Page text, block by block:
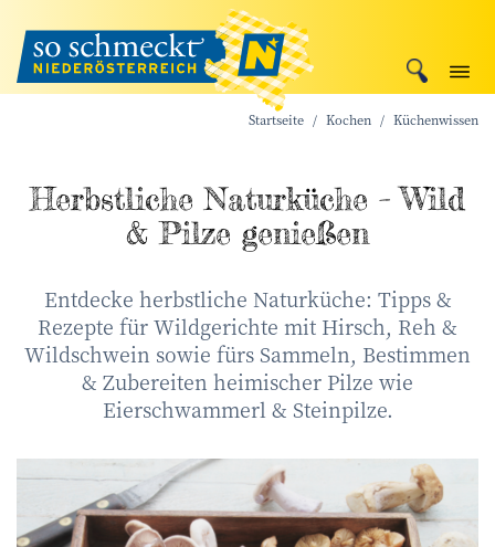
Startseite Kochen Küchenwissen
Herbstliche Naturküche – Wild
& Pilze genießen
Entdecke herbstliche Naturküche: Tipps &
Rezepte für Wildgerichte mit Hirsch, Reh &
Wildschwein sowie fürs Sammeln, Bestimmen
& Zubereiten heimischer Pilze wie
Eierschwammerl & Steinpilze.